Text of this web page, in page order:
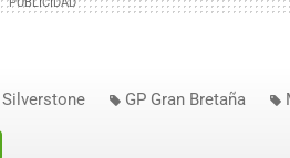
Silverstone GP Gran Bretaña